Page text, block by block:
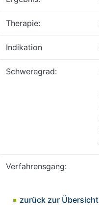
Therapie:
Indikation
Schweregrad:
Verfahrensgang:
zurück zur Übersicht